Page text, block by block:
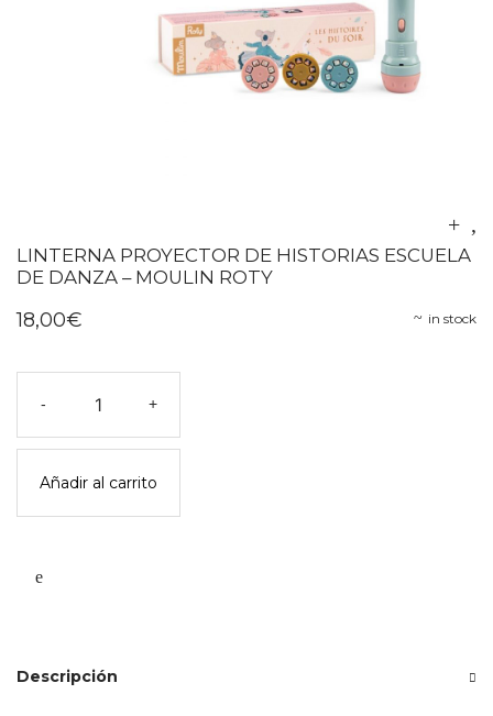
LINTERNA PROYECTOR DE HISTORIAS ESCUELA
DE DANZA – MOULIN ROTY
in stock
18,00€
-
proyector
de
escuela
de
+
Añadir al carrito
Descripción